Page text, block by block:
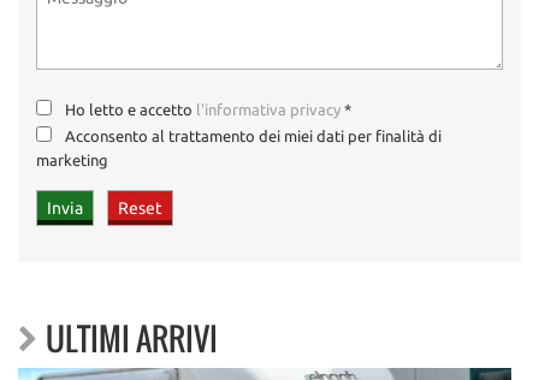
Ho letto e accetto l'informativa privacy *
Acconsento al trattamento dei miei dati per finalità di
marketing
ULTIMI ARRIVI